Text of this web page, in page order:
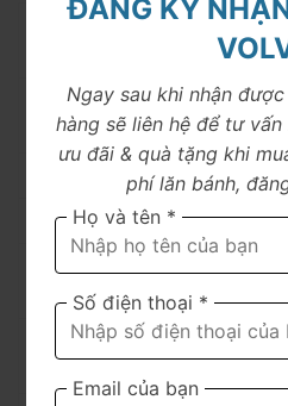
4.890 x 1920 x
1695 mm
Chiều dài cơ
sở
2.850 mm
Động Cơ Xăng T24A – FTS
Động Cơ Điện –
Công suất cực
đại
Mô-men xoắn
430 N/m
ĐĂNG KÝ
Ngay sau khi nhận
hàng sẽ liên hệ để tư
ưu đãi & quà tặng khi
phí lăn bánh,
Họ và tên *
Số điện thoại *
Email của bạn